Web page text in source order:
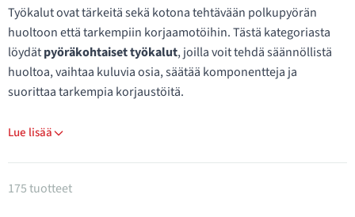
Työkalut ovat tärkeitä sekä kotona tehtävään polkupyörän
huoltoon että tarkempiin korjaamotöihin. Tästä kategoriasta
löydätpyöräkohtaiset työkalut, joilla voit tehdä säännöllistä
huoltoa, vaihtaa kuluvia osia, säätää komponentteja ja
suorittaa tarkempia korjaustöitä.
Lue lisää
Tuotteet kategoriassa Polkupyörän Työkalusarjat
175 tuotteet